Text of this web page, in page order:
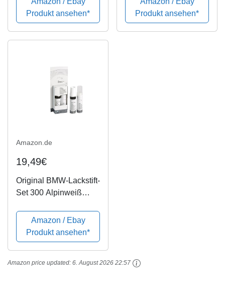
Lackschichten und
Auffrischen matter
Farben | Art-Nr.
Produkt ansehen*
Basislack Klarlack je
50ml
Produkt ansehen*
Amazon.de
19,49€
Original BMW-Lackstift-
Set 300 Alpinweiß
Amazon / Ebay
Produkt ansehen*
Amazon price updated: 6. August 2026 22:57